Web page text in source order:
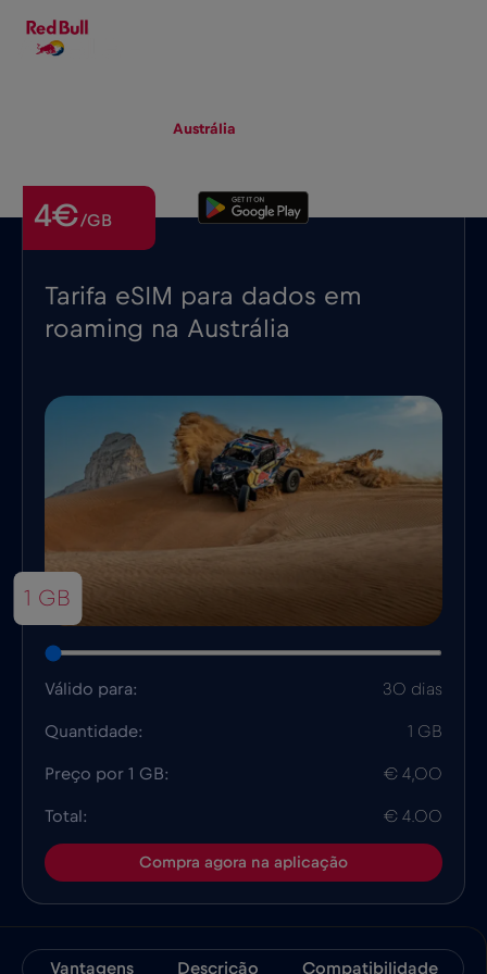
Austrália
Tarifa eSIM para dados em
roaming na Austrália
4€/GB
1 GB
Válido para: 30 dias
Quantidade: 1 GB
Preço por 1 GB: € 4,00
Total: € 4.00
Compra agora na aplicação
Vantagens Descrição Compatibilidade